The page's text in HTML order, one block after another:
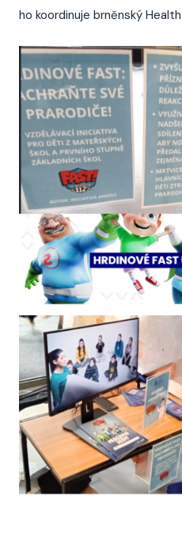
ho koordinuje brněnský